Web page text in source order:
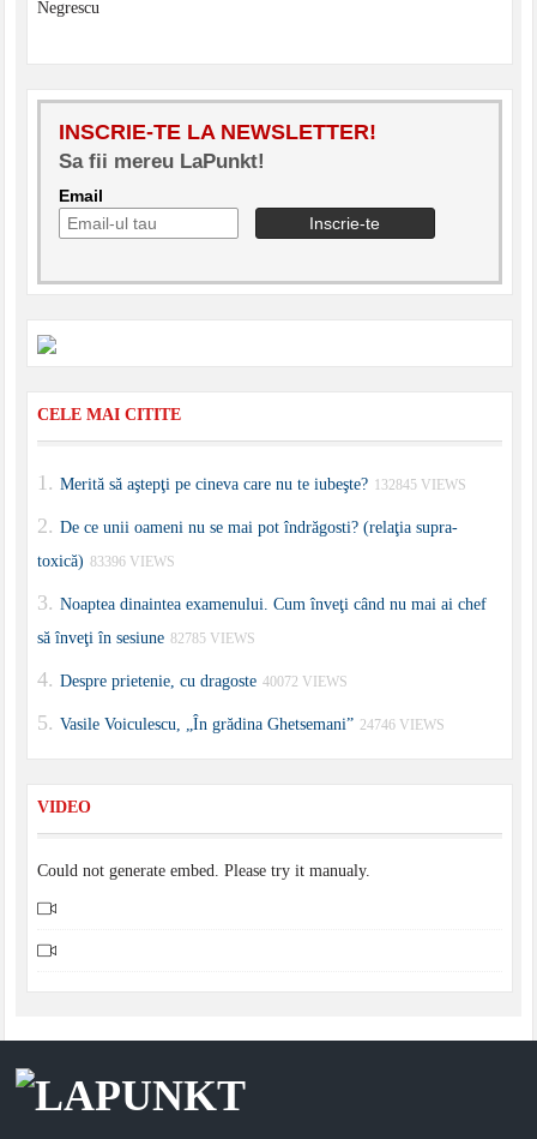
INSCRIE-TE LA NEWSLETTER!
Sa fii mereu LaPunkt!
Email
CELE MAI CITITE
Merită să aştepţi pe cineva care nu te iubeşte? 132845 VIEWS
De ce unii oameni nu se mai pot îndrăgosti? (relaţia supra-
toxică) 83396 VIEWS
Noaptea dinaintea examenului. Cum înveţi când nu mai ai chef
să înveţi în sesiune 82785 VIEWS
Despre prietenie, cu dragoste 40072 VIEWS
Vasile Voiculescu, „În grădina Ghetsemani” 24746 VIEWS
VIDEO
Could not generate embed. Please try it manualy.